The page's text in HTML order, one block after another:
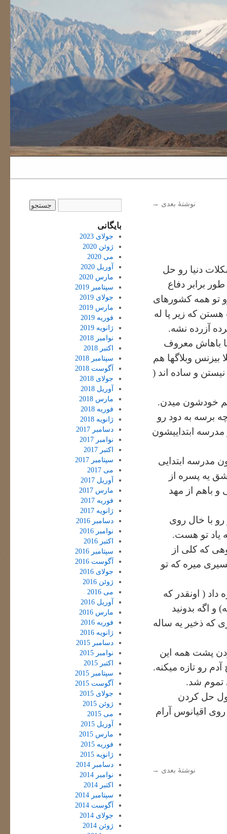
نوشتهٔ بعدی →
دنیا رو حل
برابر دفاع
تو همه کشورهای
که زیر پا له
آزرده نشه.
باهاش معروف
وبلاگها هم
و ساده اند (
خودشون میدن.
برسه به دود رو
ابتداییشون
مدرسه ابتدایی
یه پسره از
باهم از مهد
رو با خال روی
یاد تو هست.
که کلی از
میره که تو
داد ( اونقدر که
اگه بدونید
که ذخیر یه ساله
پشت همه این
رو تازه میکنه.
تموم شد.
حل کردن
اقیانوس آرام
نوشتهٔ بعدی →
بایگانی
جولای 2023
ژوئن 2020
می 2020
آوریل 2020
مارس 2020
سپتامبر 2019
جولای 2019
مارس 2019
فوریه 2019
ژانویه 2019
نوامبر 2018
اکتبر 2018
سپتامبر 2018
آگوست 2018
جولای 2018
آوریل 2018
مارس 2018
فوریه 2018
ژانویه 2018
دسامبر 2017
نوامبر 2017
اکتبر 2017
سپتامبر 2017
می 2017
آوریل 2017
مارس 2017
فوریه 2017
ژانویه 2017
دسامبر 2016
نوامبر 2016
اکتبر 2016
سپتامبر 2016
آگوست 2016
جولای 2016
ژوئن 2016
می 2016
آوریل 2016
مارس 2016
فوریه 2016
ژانویه 2016
دسامبر 2015
نوامبر 2015
اکتبر 2015
سپتامبر 2015
آگوست 2015
جولای 2015
ژوئن 2015
می 2015
آوریل 2015
مارس 2015
فوریه 2015
ژانویه 2015
دسامبر 2014
نوامبر 2014
اکتبر 2014
سپتامبر 2014
آگوست 2014
جولای 2014
ژوئن 2014